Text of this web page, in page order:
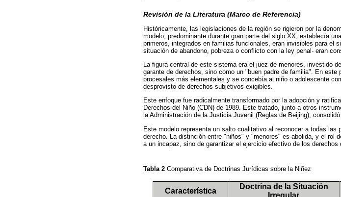
Revisión de la Literatura (Marco de Referencia)
Históricamente, las legislaciones de la región se rigieron por la
modelo, predominante durante gran parte del siglo XX, establecía
primeros, integrados en familias funcionales, eran invisibles para el
situación de abandono, pobreza o conflicto con la ley penal- eran
La figura central de este sistema era el juez de menores, investido
garante de derechos, sino como un "buen padre de familia". En
procesales más elementales y se concebía al niño o adolescente
desprovisto de derechos subjetivos exigibles.
Este enfoque fue radicalmente transformado por la adopción y
Derechos del Niño (CDN) de 1989. Este tratado, junto a otros
la Administración de la Justicia Juvenil (Reglas de Beijing),
Este modelo representa un salto cualitativo al reconocer a todas
derecho. La distinción entre "niños" y "menores" es abolida, y el rol
a un incapaz, sino de garantizar el ejercicio efectivo de los derechos
Tabla 2 Comparativa de Doctrinas Jurídicas sobre la Niñez
Característica
Doctrina de la Situación